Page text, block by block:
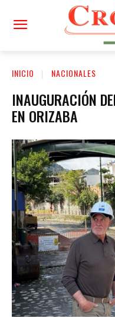
INICIO NACIONALES
INAUGURACIÓN
EN ORIZABA